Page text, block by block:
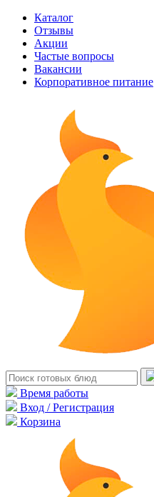
Каталог
Отзывы
Акции
Частые вопросы
Вакансии
Корпоративное питание
Время работы
Вход / Регистрация
Корзина